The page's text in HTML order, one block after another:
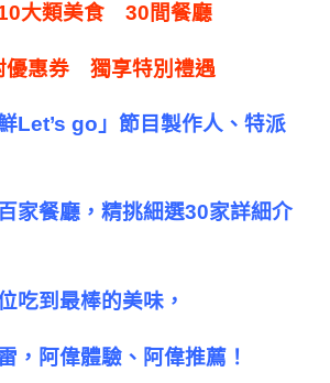
大類美食 30間餐廳
優惠券 獨享特別禮遇
Let’s go 」節目製作人、特派
家餐廳，精挑細選30家詳細介
吃到最棒的美味，
，阿偉體驗、阿偉推薦！